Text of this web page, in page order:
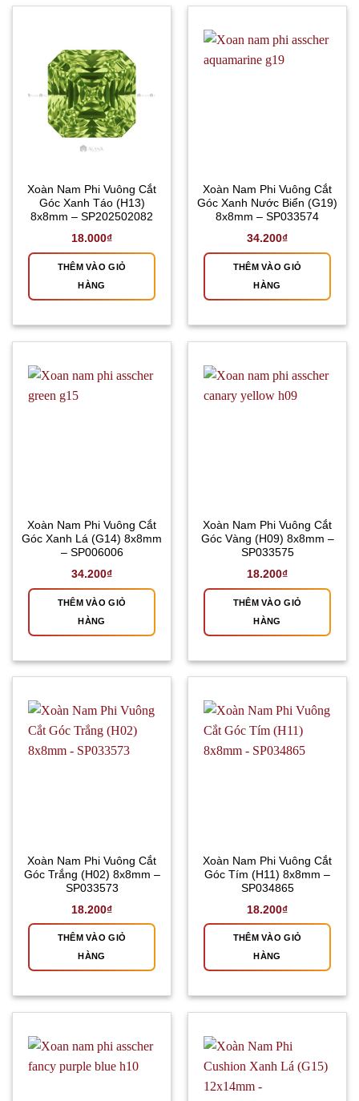
Xoàn Nam Phi Vuông Cắt
Góc Xanh Táo (H13)
8x8mm – SP202502082
18.000₫
THÊM VÀO GIỎ
HÀNG
Xoàn Nam Phi Vuông Cắt
Góc Xanh Nước Biển (G19)
8x8mm – SP033574
34.200₫
THÊM VÀO GIỎ
HÀNG
Xoàn Nam Phi Vuông Cắt
Góc Xanh Lá (G14) 8x8mm
– SP006006
34.200₫
THÊM VÀO GIỎ
HÀNG
Xoàn Nam Phi Vuông Cắt
Góc Vàng (H09) 8x8mm –
SP033575
18.200₫
THÊM VÀO GIỎ
HÀNG
Xoàn Nam Phi Vuông Cắt
Góc Trắng (H02) 8x8mm –
SP033573
18.200₫
THÊM VÀO GIỎ
HÀNG
Xoàn Nam Phi Vuông Cắt
Góc Tím (H11) 8x8mm –
SP034865
18.200₫
THÊM VÀO GIỎ
HÀNG